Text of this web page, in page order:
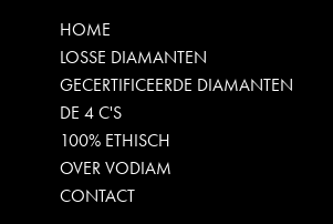
HOME
LOSSE DIAMANTEN
GECERTIFICEERDE DIAMANTEN
DE 4 C'S
100% ETHISCH
OVER VODIAM
CONTACT